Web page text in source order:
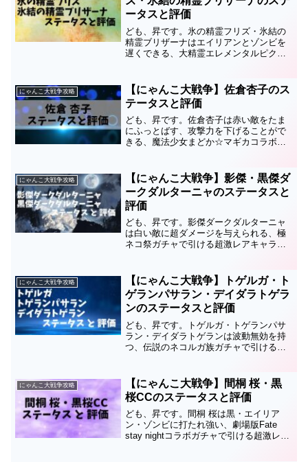
ータスと評価
ども、昇です。氷の精霊フリズ・氷結の
精霊ブリザーナはエイリアンとゾンビを
遅くできる、大精霊エレメンタルピクシ
結の精霊ブリザーナのステータスと評価
についてまとめているので、...
にゃんこ大戦争攻略
【にゃんこ大戦争】佐倉杏子のス
テータスと評価
ども、昇です。佐倉杏子は赤い敵をたま
にふっとばす、攻撃力を下げることがで
きる、魔法少女まどか☆マギカコラボガ
いてまとめているので、育成の順番や編
成、キャッツアイを使うか...
にゃんこ大戦争攻略
【にゃんこ大戦争】影傑・黒傑ダ
ークダルターニャのステータスと
評価
ども、昇です。影傑ダークダルターニャ
は白い敵に超ダメージを与えられる、極
ネコ祭ガチャで引ける超激レアキャラ。
まとめているので、育成の順番や編成、
キャッツアイを使うかど...
にゃんこ大戦争攻略
【にゃんこ大戦争】トゲルガ・ト
ゲランパサラン・デイダラトゲラ
ンのステータスと評価
ども、昇です。トゲルガ・トゲランパサ
ラン・デイダラトゲランは波動無効を持
つ、伝説のネコルガ族ガチャで引ける超
ランのステータスと評価についてまとめ
ているので、育成の順番や...
にゃんこ大戦争攻略
【にゃんこ大戦争】間桐 桜・黒
桜CCのステータスと評価
ども、昇です。間桐 桜は黒・エイリア
ン・ゾンビに打たれ強い、劇場版Fate
stay nightコラボガチャで引ける超激レア